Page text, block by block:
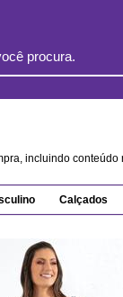
incluindo
Calçados